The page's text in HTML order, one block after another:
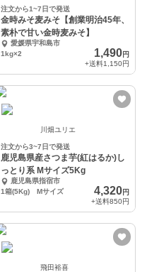
注文から1~7日で発送
金時みそ麦みそ【創業明治45年、
素朴で甘い金時麦みそ】
愛媛県宇和島市
1kg×2
1,490円
+送料1,150円
川畑ユリエ
注文から3~7日で発送
鹿児島県産さつま芋(紅はるか)し
っとり系 Mサイズ5Kg
鹿児島県指宿市
1箱(5Kg) Mサイズ
4,320円
+送料850円
飛田裕喜